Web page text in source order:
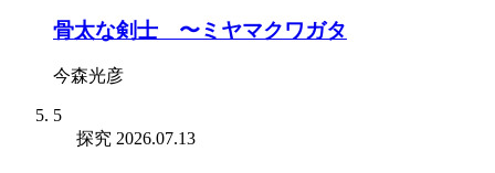
骨太な剣士 〜ミヤマクワガタ
今森光彦
5
探究 2026.07.13